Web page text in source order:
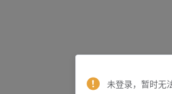
未登录，暂时无